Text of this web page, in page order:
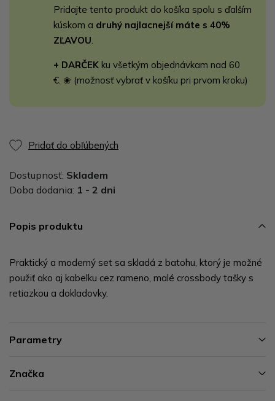
Pridajte tento produkt do košíka spolu s ďalším
kúskom a druhý najlacnejší máte s 40%
ZĽAVOU
+ DARČEK ku všetkým objednávkam nad 60
€. ❀ (možnosť vybrať v košíku pri prvom kroku)
Pridať do obľúbených
Dostupnosť: Skladem
Doba dodania: 1 - 2 dni
Popis produktu
Praktický a moderný set sa skladá z batohu, ktorý je možné
použiť ako aj kabelku cez rameno, malé crossbody tašky s
retiazkou a dokladovky.
Parametry
Značka